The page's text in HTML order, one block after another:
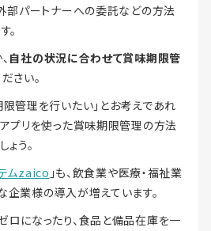
部パートナーへの委託などの方法
。
自社の状況に合わせて賞味期限管
さい。
管理を行いたい」とお考えであれ
プリを使った賞味期限管理の方法
う。
ムzaico 」も、飲食業や医療・福祉業
業様の導入が増えています。
になったり、食品と備品在庫を一